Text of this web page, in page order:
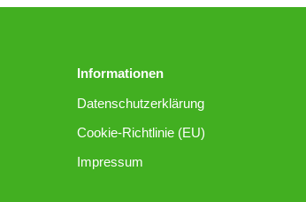
Informationen
Datenschutzerklärung
Cookie-Richtlinie (EU)
Impressum